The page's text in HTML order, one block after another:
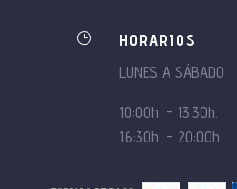
}
HORARIOS
LUNES A SÁBADO
10:00h. – 13:30h.
16:30h. – 20:00h.